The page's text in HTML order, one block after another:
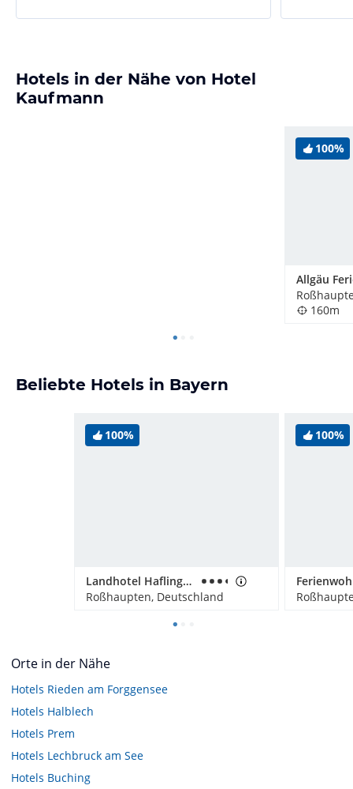
Hotels in der Nähe von Hotel
Kaufmann
100%
160m
Beliebte Hotels in Bayern
100%
Landhotel Haflingerhof
Roßhaupten, Deutschland
100%
Orte in der Nähe
Hotels Rieden am Forggensee
Hotels Halblech
Hotels Prem
Hotels Lechbruck am See
Hotels Buching